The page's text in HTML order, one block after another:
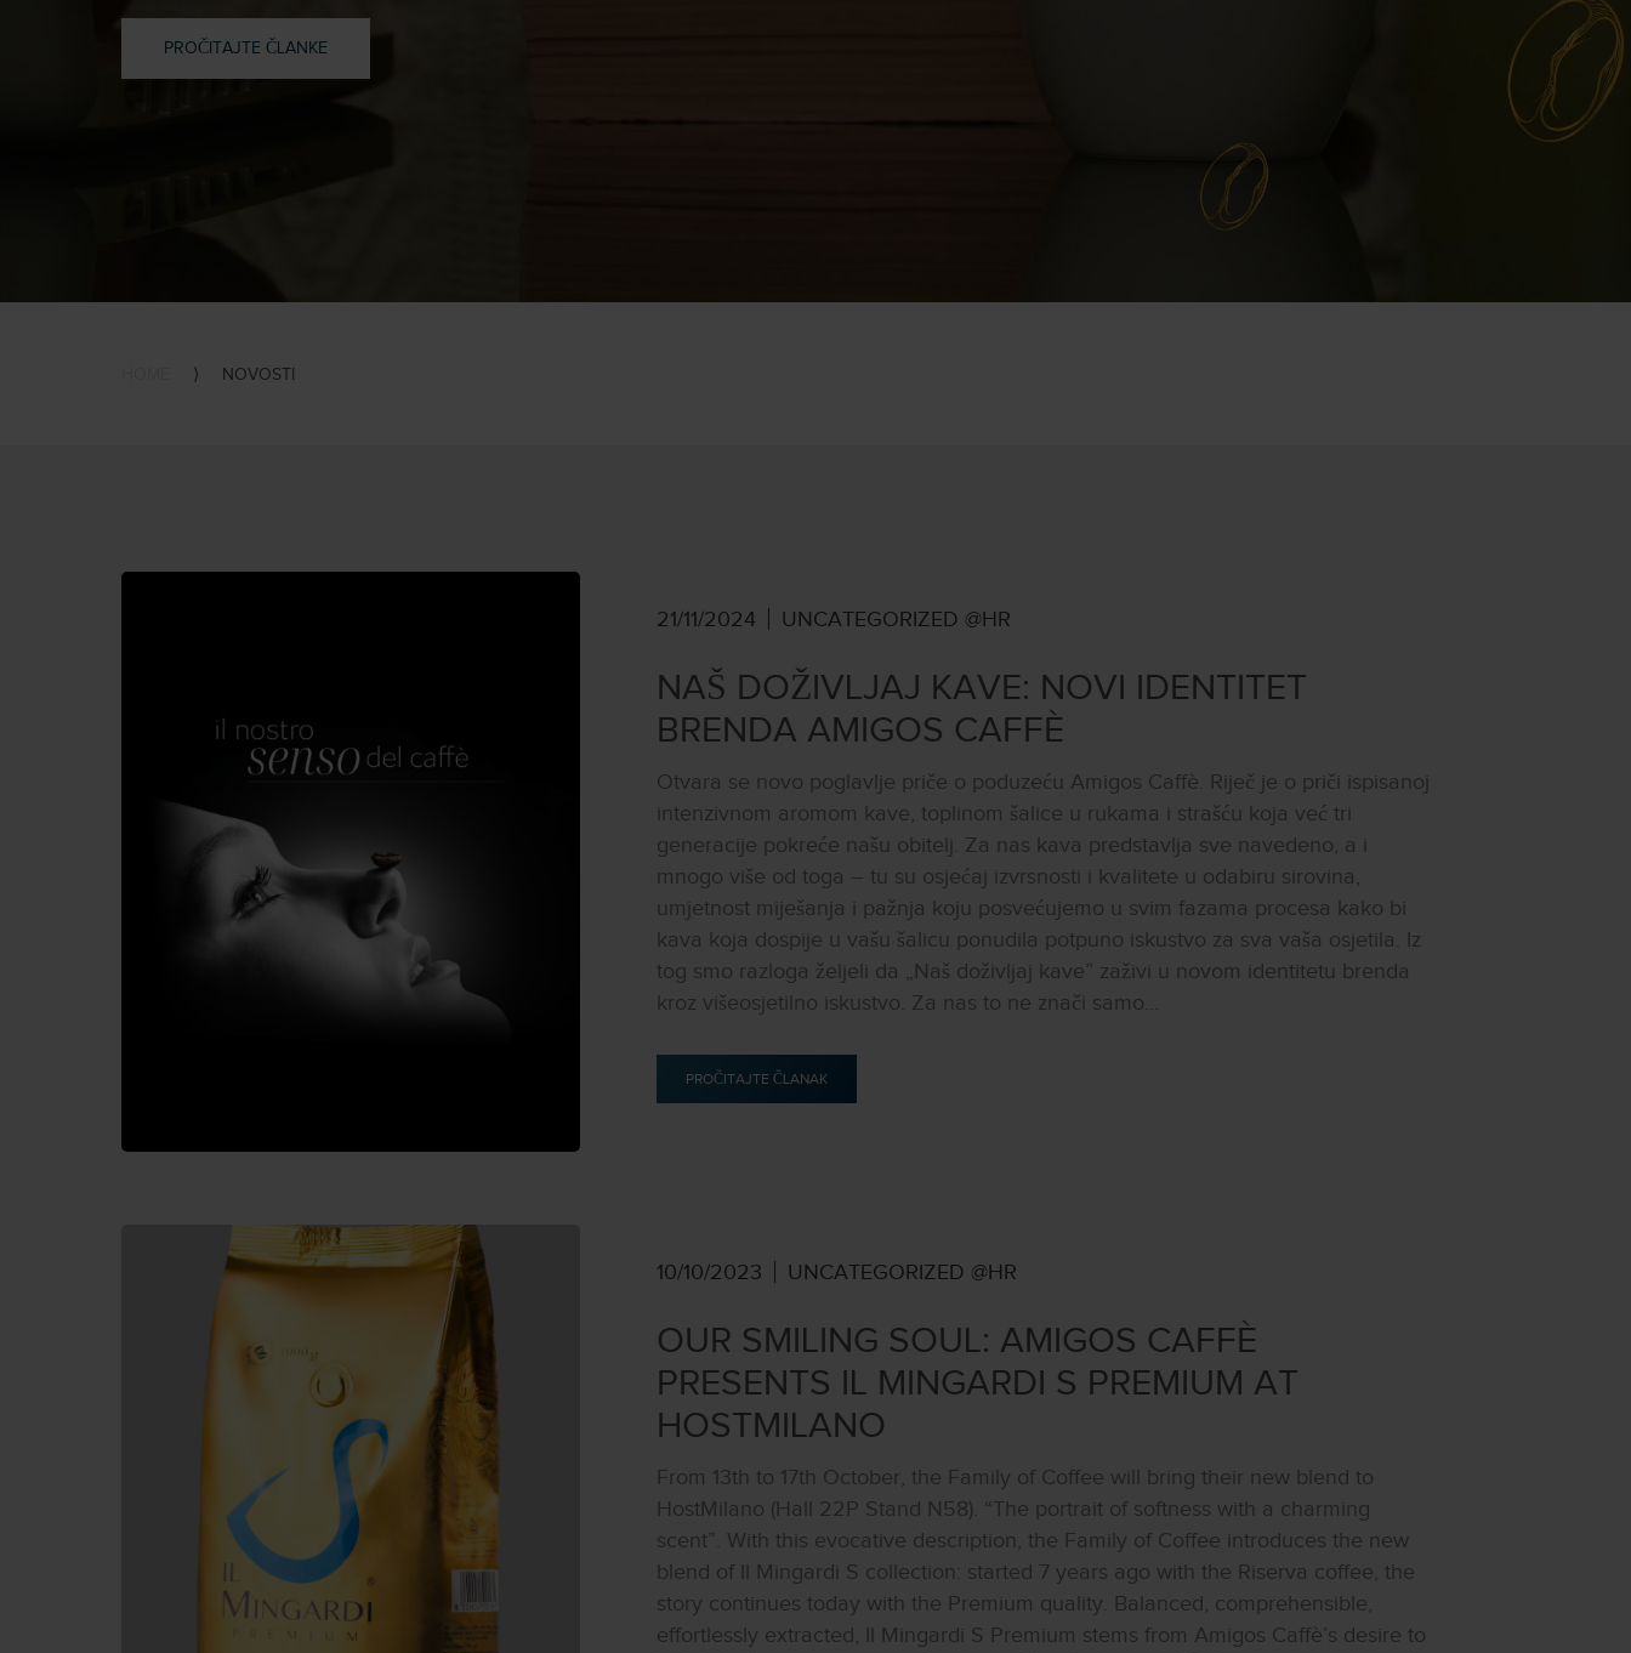
PROČITAJTE ČLANKE
⟩ NOVOSTI
21/11/2024 UNCATEGORIZED @HR
NAŠ DOŽIVLJAJ KAVE: NOVI IDENTITET
BRENDA AMIGOS CAFFÈ
Otvara se novo poglavlje priče o poduzeću Amigos Caffè. Riječ je o priči ispisanoj
intenzivnom aromom kave, toplinom šalice u rukama i strašću koja već tri
generacije pokreće našu obitelj. Za nas kava predstavlja sve navedeno, a i
mnogo više od toga – tu su osjećaj izvrsnosti i kvalitete u odabiru sirovina,
umjetnost miješanja i pažnja koju posvećujemo u svim fazama procesa kako bi
kava koja dospije u vašu šalicu ponudila potpuno iskustvo za sva vaša osjetila. Iz
tog smo razloga željeli da „Naš doživljaj kave” zaživi u novom identitetu brenda
kroz višeosjetilno iskustvo. Za nas to ne znači samo…
PROČITAJTE ČLANAK
10/10/2023 UNCATEGORIZED @HR
OUR SMILING SOUL: AMIGOS CAFFÈ
PRESENTS IL MINGARDI S PREMIUM AT
HOSTMILANO
From 13th to 17th October, the Family of Coffee will bring their new blend to
HostMilano (Hall 22P Stand N58). “The portrait of softness with a charming
scent”. With this evocative description, the Family of Coffee introduces the new
blend of Il Mingardi S collection: started 7 years ago with the Riserva coffee, the
story continues today with the Premium quality. Balanced, comprehensible,
effortlessly extracted, Il Mingardi S Premium stems from Amigos Caffè’s desire to